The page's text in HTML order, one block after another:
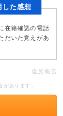
た感想
在籍確認の電話
だいた覚えがあ
違反報告
あります。